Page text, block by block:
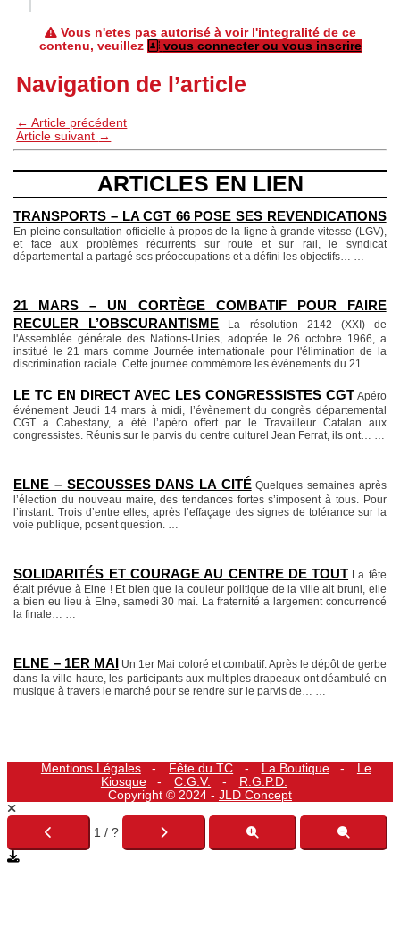
Vous n'etes pas autorisé à voir l'integralité de ce
contenu, veuillez
vous connecter ou vous inscrire
Navigation de l’article
← Article précédent
Article suivant →
ARTICLES EN LIEN
TRANSPORTS – LA CGT 66 POSE SES REVENDICATIONS
En pleine consultation officielle à propos de la ligne à grande vitesse (LGV),
et face aux problèmes récurrents sur route et sur rail, le syndicat
départemental a partagé ses préoccupations et a défini les objectifs…
21 MARS – UN CORTÈGE COMBATIF POUR FAIRE
RECULER L’OBSCURANTISME
La résolution 2142 (XXI) de
l'Assemblée générale des Nations-Unies, adoptée le 26 octobre 1966, a
institué le 21 mars comme Journée internationale pour l'élimination de la
discrimination raciale. Cette journée commémore les événements du 21…
LE TC EN DIRECT AVEC LES CONGRESSISTES CGT Apéro
événement Jeudi 14 mars à midi, l’évènement du congrès départemental
CGT à Cabestany, a été l’apéro offert par le Travailleur Catalan aux
congressistes. Réunis sur le parvis du centre culturel Jean Ferrat, ils ont…
ELNE – SECOUSSES DANS LA CITÉ Quelques semaines après
l’élection du nouveau maire, des tendances fortes s’imposent à tous. Pour
l’instant. Trois d’entre elles, après l’effaçage des signes de tolérance sur la
voie publique, posent question.
SOLIDARITÉS ET COURAGE AU CENTRE DE TOUT La fête
était prévue à Elne ! Et bien que la couleur politique de la ville ait bruni, elle
a bien eu lieu à Elne, samedi 30 mai. La fraternité a largement concurrencé
la finale…
ELNE – 1ER MAI Un 1er Mai coloré et combatif. Après le dépôt de gerbe
dans la ville haute, les participants aux multiples drapeaux ont déambulé en
musique à travers le marché pour se rendre sur le parvis de…
Mentions Légales Fête du TC La Boutique
Le
Kiosque
C.G.V.
R.G.P.D.
Copyright © 2024 - JLD Concept
1 / ?